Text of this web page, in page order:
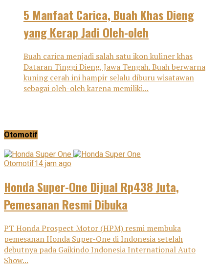
5 Manfaat Carica, Buah Khas Dieng
yang Kerap Jadi Oleh-oleh
Buah carica menjadi salah satu ikon kuliner khas
Dataran Tinggi Dieng, Jawa Tengah. Buah berwarna
kuning cerah ini hampir selalu diburu wisatawan
sebagai oleh-oleh karena memiliki...
Otomotif
Otomotif14 jam ago
Honda Super-One Dijual Rp438 Juta,
Pemesanan Resmi Dibuka
PT Honda Prospect Motor (HPM) resmi membuka
pemesanan Honda Super-One di Indonesia setelah
debutnya pada Gaikindo Indonesia International Auto
Show...